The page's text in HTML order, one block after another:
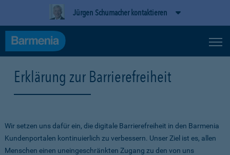
Jürgen Schumacher kontaktieren
Erklärung zur Barrierefreiheit
Wir setzen uns dafür ein, die digitale Barrierefreiheit in den Barmenia
Kundenportalen kontinuierlich zu verbessern. Unser Ziel ist es, allen
Menschen einen uneingeschränkten Zugang zu den von uns